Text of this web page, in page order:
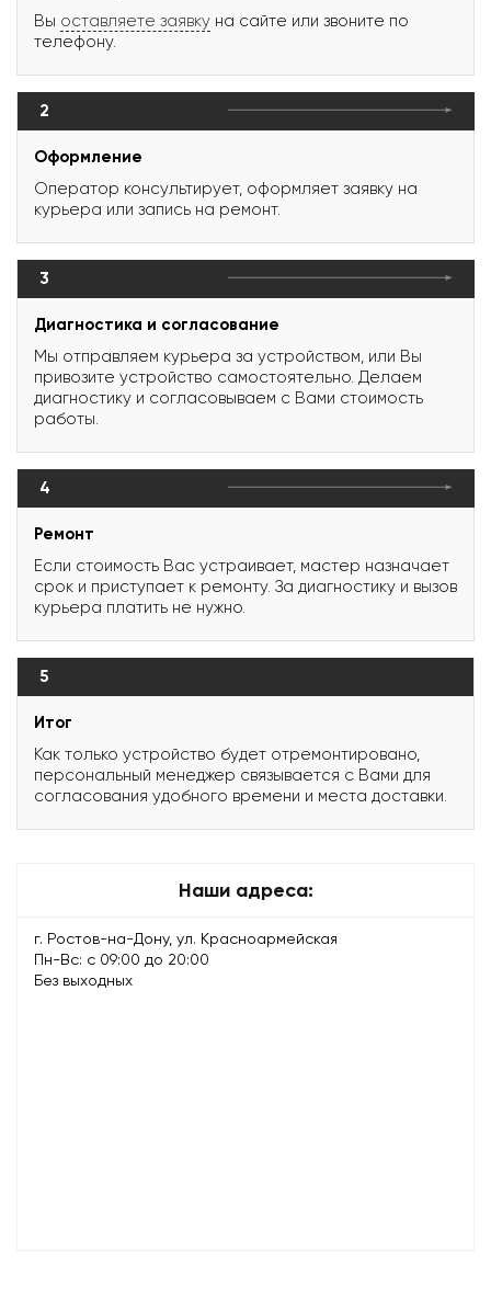
Вы оставляете заявку на сайте или звоните по
телефону.
2
Оформление
Оператор консультирует, оформляет заявку на
курьера или запись на ремонт.
3
Диагностика и согласование
Мы отправляем курьера за устройством, или Вы
привозите устройство самостоятельно. Делаем
диагностику и согласовываем с Вами стоимость
работы.
4
Ремонт
Если стоимость Вас устраивает, мастер назначает
срок и приступает к ремонту. За диагностику и вызов
курьера платить не нужно.
5
Итог
Как только устройство будет отремонтировано,
персональный менеджер связывается с Вами для
согласования удобного времени и места доставки.
Наши адреса:
г. Ростов-на-Дону, ул. Красноармейская
Пн-Вс: с 09:00 до 20:00
Без выходных